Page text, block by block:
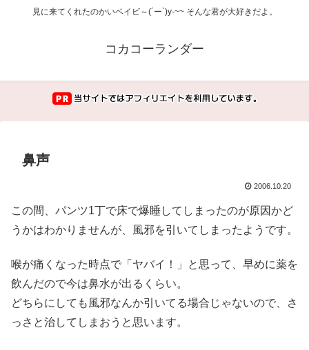
見に来てくれたのかいベイビ～(´ー`)y-~~ そんな君が大好きだよ。
コカコーランダー
鼻声
2006.10.20
この間、パンツ1丁で床で爆睡してしまったのが原因かど
うかはわかりませんが、風邪を引いてしまったようです。
喉が痛くなった時点で「ヤバイ！」と思って、早めに薬を
飲んだので今は鼻水が出るくらい。
どちらにしても風邪なんか引いてる場合じゃないので、さ
っさと治してしまおうと思います。